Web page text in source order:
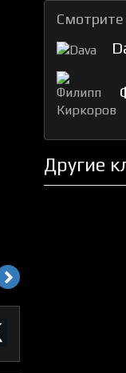
Смотрите
Другие